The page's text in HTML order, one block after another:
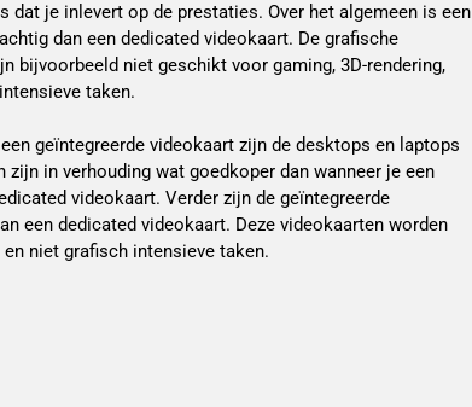
dat je inlevert op de prestaties. Over het algemeen is een
dan een dedicated videokaart. De grafische
bijvoorbeeld niet geschikt voor gaming, 3D-rendering,
taken.
geïntegreerde videokaart zijn de desktops en laptops
zijn in verhouding wat goedkoper dan wanneer je een
videokaart. Verder zijn de geïntegreerde
een dedicated videokaart. Deze videokaarten worden
niet grafisch intensieve taken.